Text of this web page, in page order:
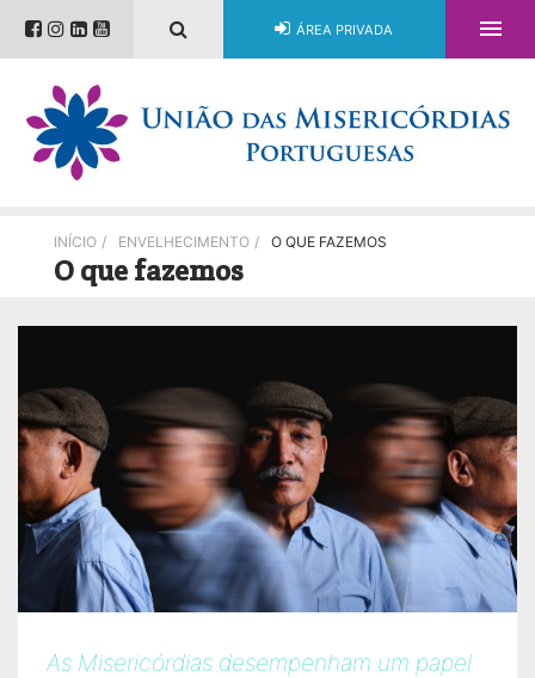
ÁREA PRIVADA 
INÍCIO / ENVELHECIMENTO / O QUE FAZEMOS
O que fazemos
As Misericórdias desempenham um papel